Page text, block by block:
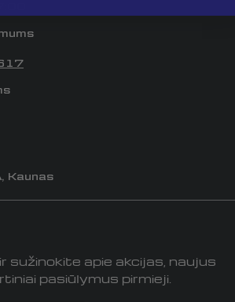
Kaunas
sužinokite apie akcijas, naujus
pasiūlymus pirmieji.